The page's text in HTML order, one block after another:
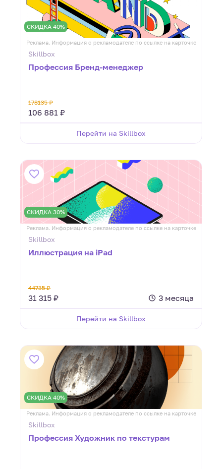
СКИДКА 40%
Реклама. Информация о рекламодателе по ссылке на карточке
Skillbox
Профессия Бренд-менеджер
178135 ₽
106 881 ₽
Перейти на Skillbox
СКИДКА 30%
Реклама. Информация о рекламодателе по ссылке на карточке
Skillbox
Иллюстрация на iPad
44735 ₽
31 315 ₽ 3 месяца
Перейти на Skillbox
СКИДКА 40%
Реклама. Информация о рекламодателе по ссылке на карточке
Skillbox
Профессия Художник по текстурам